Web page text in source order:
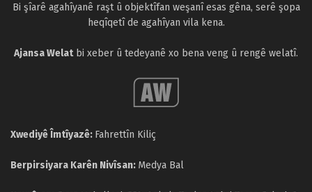
Bi şîarê agahîyanê raşt û objektîfan weşanî esas gêna, serê şopa
heqîqetî de agahîyan vila kena.
Ajansa Welatbi xeber û tedeyanê xo bena veng û rengê welatî.
Xwediyê Îmtîyazê: Fahrettîn Kiliç
Berpirsiyara Karên Nivîsan: Medya Bal